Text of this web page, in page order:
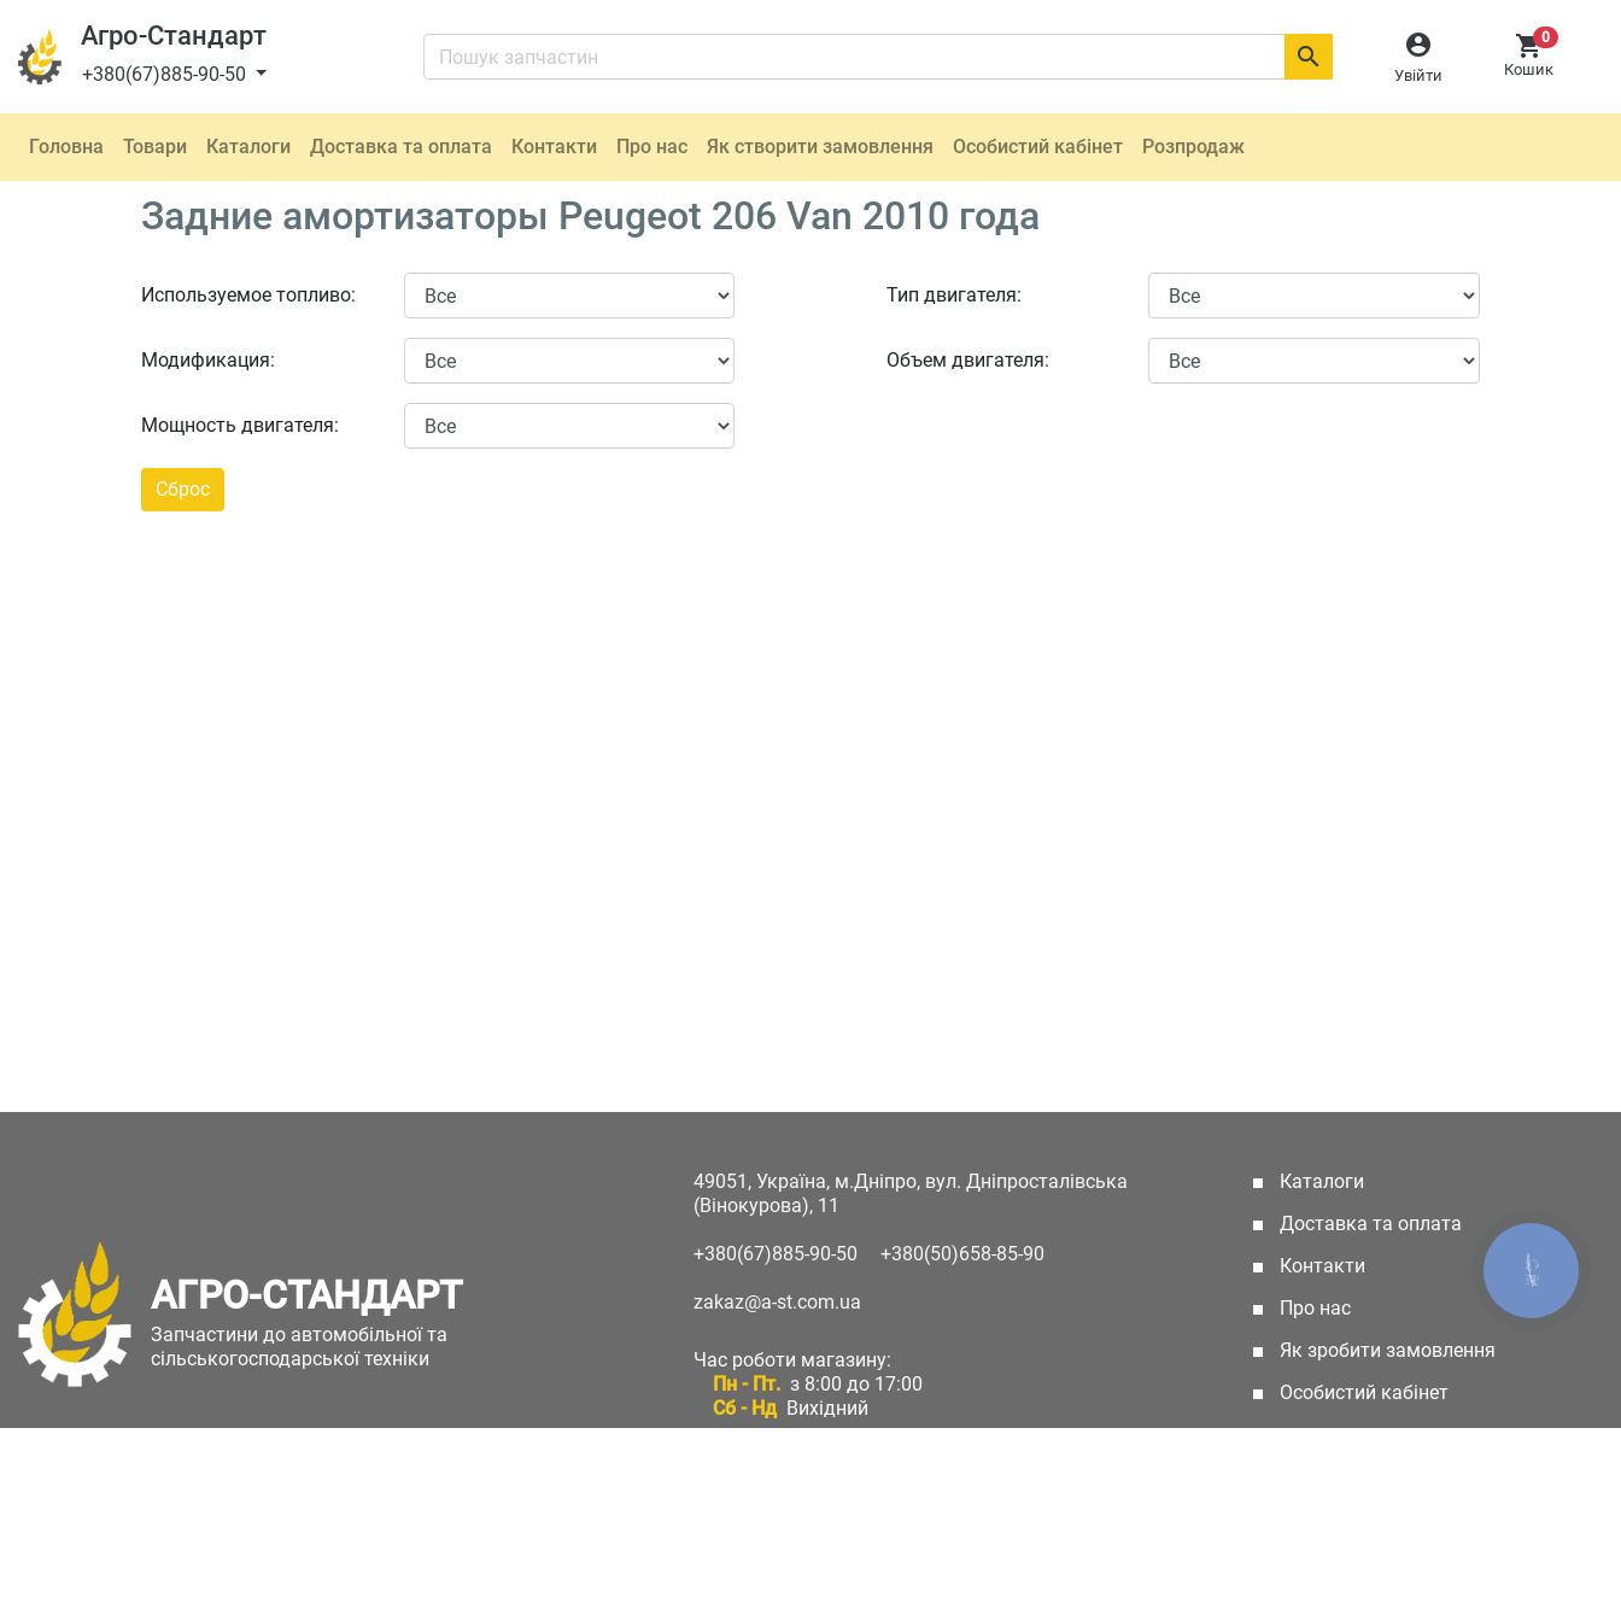
Агро-Стандарт
+380(67)885-90-50

Увійти
0
Кошик

Головна Товари Каталоги Доставка та оплата Контакти Про нас Як створити замовлення Особистий кабінет Розпродаж
Задние амортизаторы Peugeot 206 Van 2010 года
Используемое топливо:
Модификация:
Мощность двигателя:
Тип двигателя:
Объем двигателя:
АГРО-СТАНДАРТ
Запчастини до автомобільної та
сільськогосподарської техніки
49051, Україна, м.Дніпро, вул. Дніпросталівська
(Вінокурова), 11
+380(67)885-90-50 +380(50)658-85-90
zakaz@a-st.com.ua
Час роботи магазину:
Пн - Пт. з 8:00 до 17:00
Сб - Нд Вихідний
Каталоги
Доставка та оплата
Контакти
Про нас
Як зробити замовлення
Особистий кабінет
КНОПКА
ЗВ'ЯЗКУ